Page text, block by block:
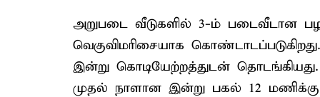
அறுபடை வீடுகளில் 3-ம் படைவீடான
வெகுவிமரிசையாக
இன்று கொடியேற்றத்துடன்
முதல் நாளான இன்று பகல் 12 மணிக்கு